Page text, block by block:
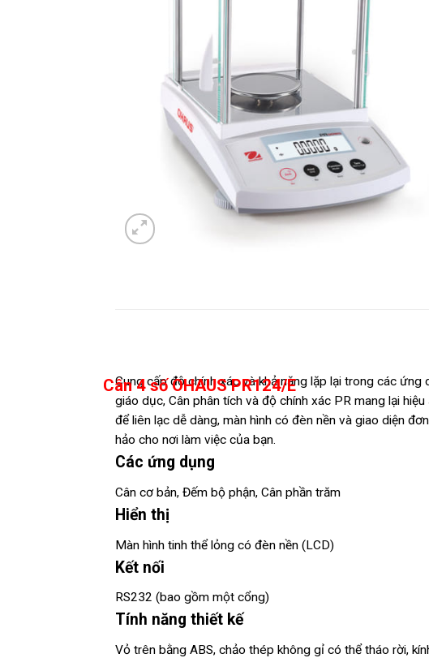
Cân 4 số OHAUS PR124/E
Cung cấp độ chính xác và khả năng lặp lại trong các
giáo dục, Cân phân tích và độ chính xác PR mang lại
để liên lạc dễ dàng, màn hình có đèn nền và giao diện
hảo cho nơi làm việc của bạn.
Các ứng dụng
Cân cơ bản, Đếm bộ phận, Cân phần trăm
Hiển thị
Màn hình tinh thể lỏng có đèn nền (LCD)
Kết nối
RS232 (bao gồm một cổng)
Tính năng thiết kế
Vỏ trên bằng ABS, chảo thép không gỉ có thể tháo rời,